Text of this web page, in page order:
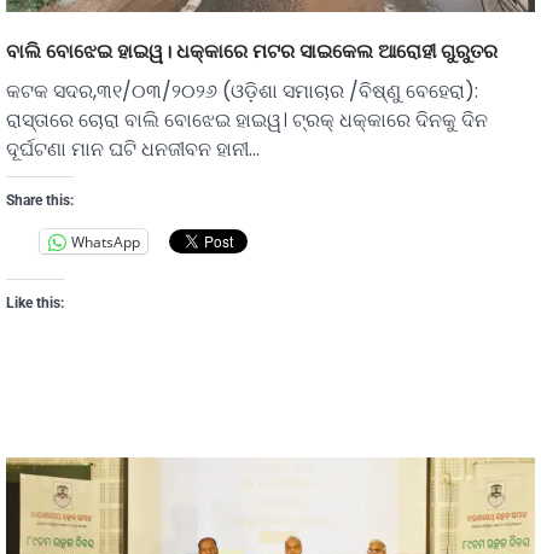
ବାଲି ବୋଝେଇ ହାଇୱ। ଧକ୍କାରେ ମଟର ସାଇକେଲ ଆରୋହୀ ଗୁରୁତର
କଟକ ସଦର,୩୧/୦୩/୨୦୨୬ (ଓଡ଼ିଶା ସମାଚାର /ବିଷ୍ଣୁ ବେହେରା):
ରାସ୍ତାରେ ଚୋରା ବାଲି ବୋଝେଇ ହାଇୱ‌। ଟ୍ରକ୍ ଧକ୍କାରେ ଦିନକୁ ଦିନ
ଦୂର୍ଘଟଣା ମାନ ଘଟି ଧନଜୀବନ ହାନୀ…
Share this:
WhatsApp
Like this: